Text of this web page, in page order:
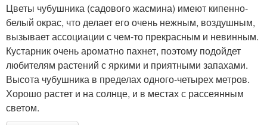
Цветы чубушника (садового жасмина) имеют кипенно-
белый окрас, что делает его очень нежным, воздушным,
вызывает ассоциации с чем-то прекрасным и невинным.
Кустарник очень ароматно пахнет, поэтому подойдет
любителям растений с яркими и приятными запахами.
Высота чубушника в пределах одного-четырех метров.
Хорошо растет и на солнце, и в местах с рассеянным
светом.